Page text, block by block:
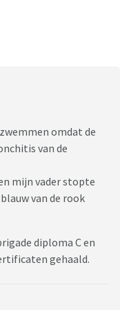
omdat de
van de
mijn vader stopte
van de rook
diploma C en
gehaald.